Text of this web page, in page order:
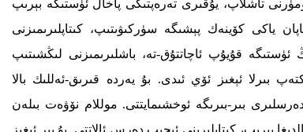
تاشلاپ، يۇقىرى تەرەپتىكى پاخال ئۈستىگە بېرىپ
ياكى كۆينەك پېشىگە سۈركىۋىتىپ، كىتاپلىرىمىزنى
قۇيۇپ ئاچاتتۇق-تە، باشلىرىمىزنى لىڭشىتىپ
بىرلا ئېغىز ئۆي ئىدى. بۇ يەردە قىرىق-ئەللىك بالا
دەرسلىرى بىر-بىرىگە ئوخشىمايتتى. موللام نۆۋەت بىلەن
بېرىپ، كىتاپلىرىنى ئېچىپ دەرس ئالاتتى. بۇ بىر ئېغىز